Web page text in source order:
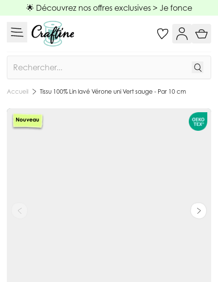
Allez au contenu
🌟 Découvrez nos offres exclusives > Je fonce
Accueil Tissu 100% Lin lavé Vérone uni Vert sauge - Par 10 cm
Nouveau